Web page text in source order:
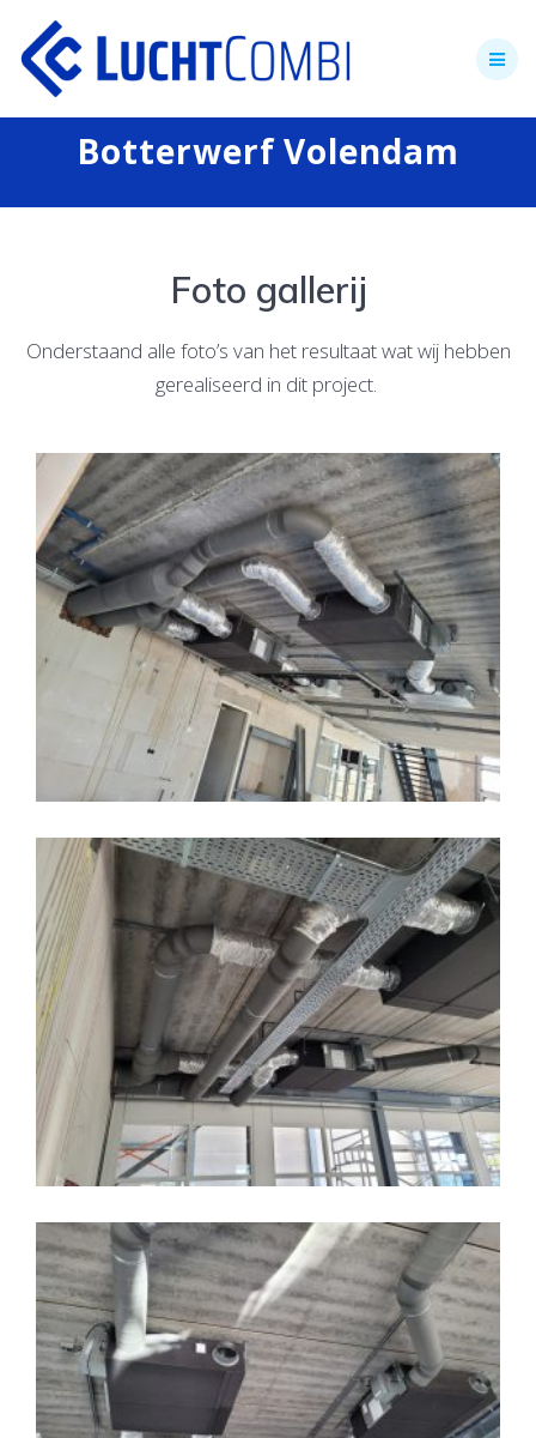
to
content
Botterwerf Volendam
Foto gallerij
Onderstaand alle foto’s van het resultaat wat wij hebben
gerealiseerd in dit project.